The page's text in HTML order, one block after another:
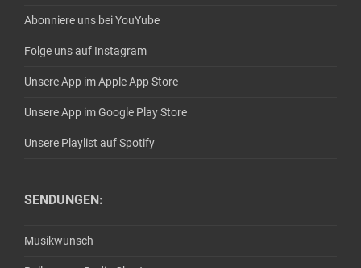
Abonniere uns bei YouYube
Folge uns auf Instagram
Unsere App im Apple App Store
Unsere App im Google Play Store
Unsere Playlist auf Spotify
SENDUNGEN:
Musikwunsch